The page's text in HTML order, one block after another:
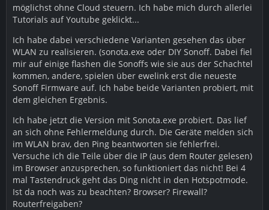
möglichst ohne Cloud steuern. Ich habe mich durch allerlei
Tutorials auf Youtube geklickt...
Ich habe dabei verschiedene Varianten gesehen das über
WLAN zu realisieren. (sonota.exe oder DIY Sonoff. Dabei fiel
mir auf einige flashen die Sonoffs wie sie aus der Schachtel
kommen, andere, spielen über ewelink erst die neueste
Sonoff Firmware auf. Ich habe beide Varianten probiert, mit
dem gleichen Ergebnis.
Ich habe jetzt die Version mit Sonota.exe probiert. Das lief
an sich ohne Fehlermeldung durch. Die Geräte melden sich
im WLAN brav, den Ping beantworten sie fehlerfrei.
Versuche ich die Teile über die IP (aus dem Router gelesen)
im Browser anzusprechen, so funktioniert das nicht! Bei 4
mal Tastendruck geht das Ding nicht in den Hotspotmode.
Ist da noch was zu beachten? Browser? Firewall?
Routerfreigaben?